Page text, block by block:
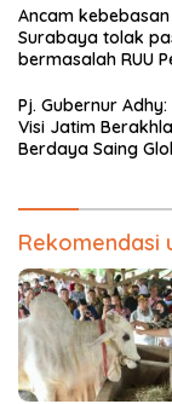
Adha
Ancam
Surabaya tolak
bermasalah RUU
Pj. Gubernur
Visi Jatim
Berdaya Saing
Rekomendasi